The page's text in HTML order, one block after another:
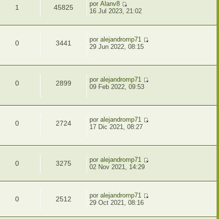
1 45825 por Alanv8
16 Jul 2023, 21:02
0 3441 por alejandromp71
29 Jun 2022, 08:15
0 2899 por alejandromp71
09 Feb 2022, 09:53
0 2724 por alejandromp71
17 Dic 2021, 08:27
0 3275 por alejandromp71
02 Nov 2021, 14:29
0 2512 por alejandromp71
29 Oct 2021, 08:16